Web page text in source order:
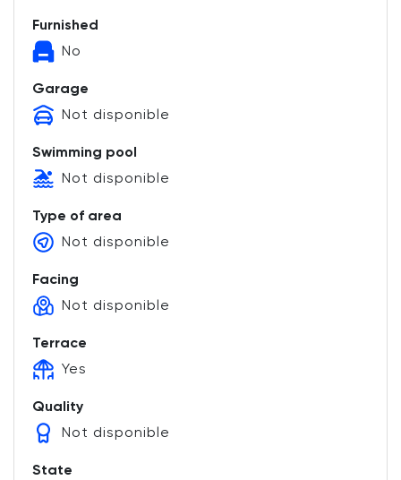
Furnished
No
Garage
Not disponible
Swimming pool
Not disponible
Type of area
Not disponible
Facing
Not disponible
Terrace
Yes
Quality
Not disponible
State